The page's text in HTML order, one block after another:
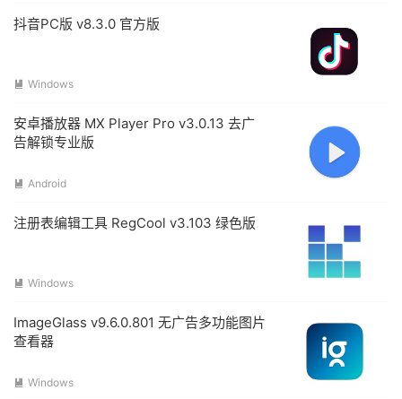
抖音PC版 v8.3.0 官方版
 Windows
安卓播放器 MX Player Pro v3.0.13 去广
告解锁专业版
 Android
注册表编辑工具 RegCool v3.103 绿色版
 Windows
ImageGlass v9.6.0.801 无广告多功能图片
查看器
 Windows